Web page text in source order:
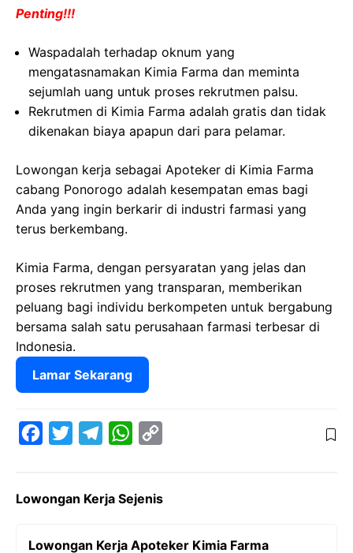
Penting!!!
Waspadalah terhadap oknum yang
mengatasnamakan Kimia Farma dan meminta
sejumlah uang untuk proses rekrutmen palsu.
Rekrutmen di Kimia Farma adalah gratis dan tidak
dikenakan biaya apapun dari para pelamar.
Lowongan kerja sebagai Apoteker di Kimia Farma
cabang Ponorogo adalah kesempatan emas bagi
Anda yang ingin berkarir di industri farmasi yang
terus berkembang.
Kimia Farma, dengan persyaratan yang jelas dan
proses rekrutmen yang transparan, memberikan
peluang bagi individu berkompeten untuk bergabung
bersama salah satu perusahaan farmasi terbesar di
Indonesia.
Lamar Sekarang
e
t
e
W
t
y
Lowongan Kerja Sejenis
Lowongan Kerja Apoteker Kimia Farma